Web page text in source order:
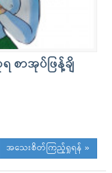
ာအုပ်ဖြန့်ချိ
အသေးစိတ်ကြည့်ရှုရန် »